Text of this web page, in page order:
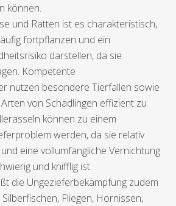
können.
und Ratten ist es charakteristisch,
fortpflanzen und ein
darstellen, da sie
Kompetente
nutzen besondere Tierfallen sowie
von Schädlingen effizient zu
können zu einem
werden, da sie relativ
eine vollumfängliche Vernichtung
und knifflig ist.
die Ungezieferbekämpfung zudem
Fliegen, Hornissen,